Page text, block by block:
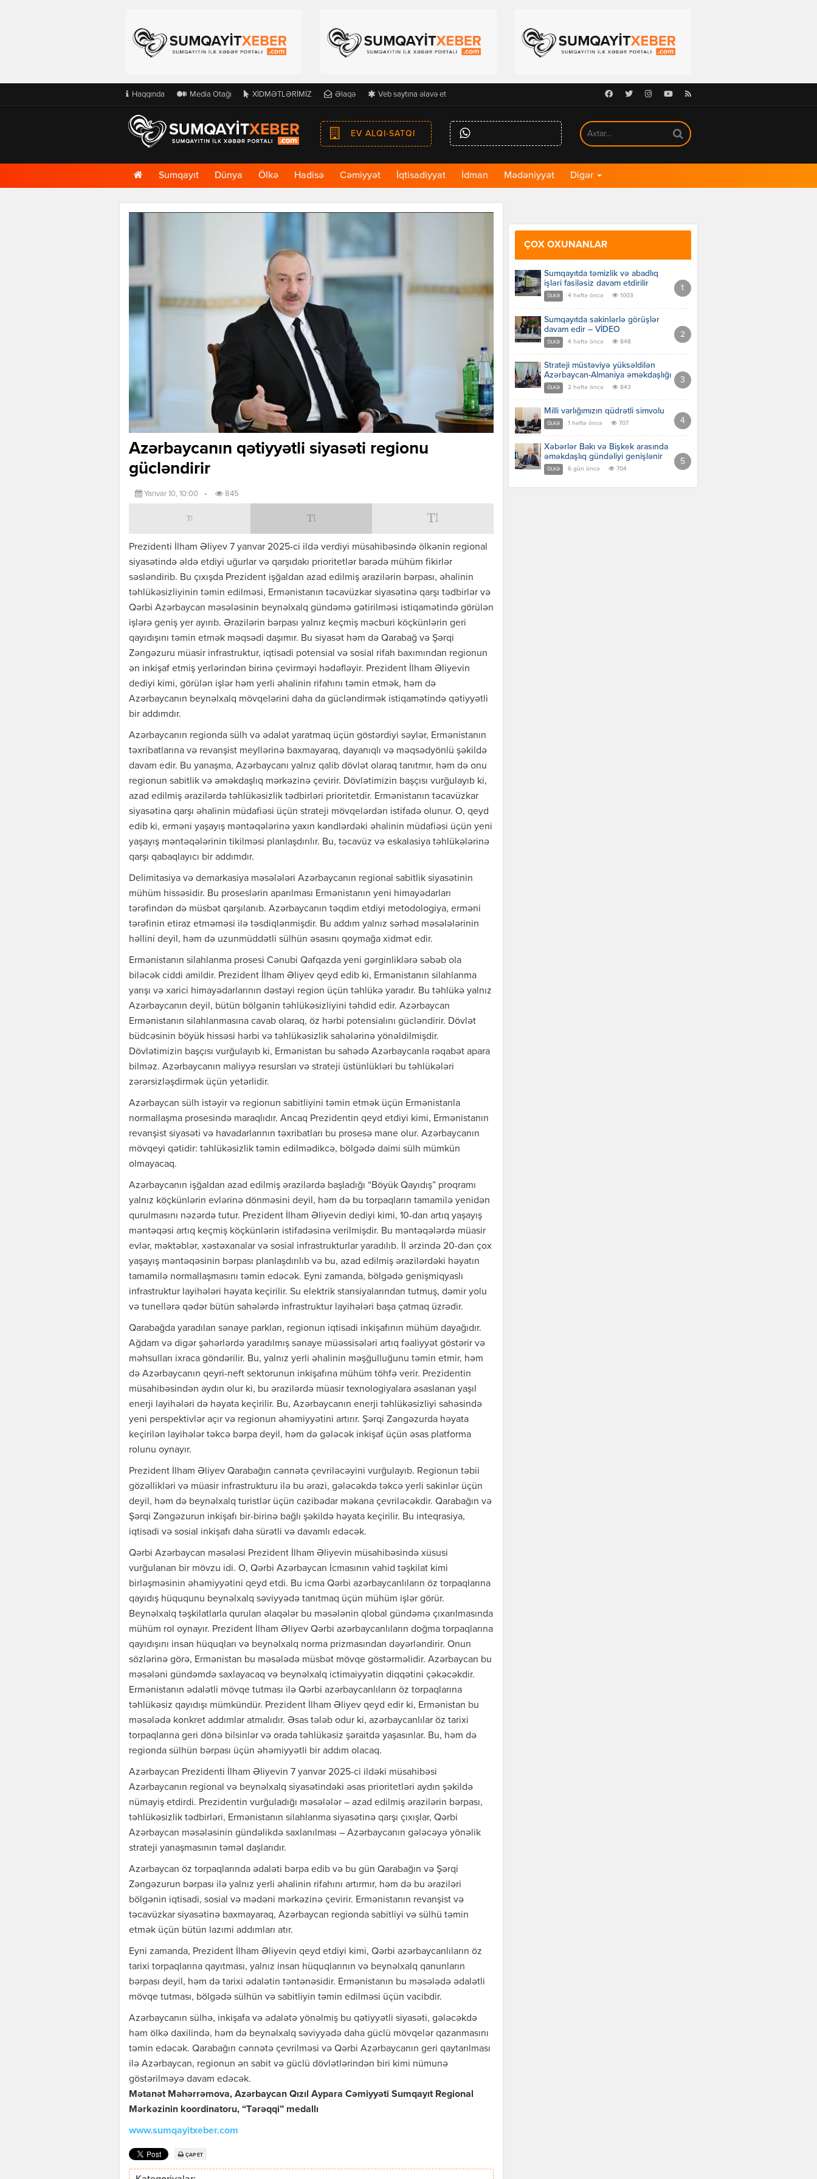
Haqqında Media Otağı XİDMƏTLƏRİMİZ Əlaqə Veb saytına əlavə et Facebook
TwitterInstagramYoutubeRSS
EV ALQI-SATQI
Ana
Səhifə
Sumqayıt Dünya Ölkə Hadisə Cəmiyyət İqtisadiyyat İdman Mədəniyyət Digər
Azərbaycanın qətiyyətli siyasəti regionu
gücləndirir
Yanvar 10, 10:00 • 845
Prezidenti İlham Əliyev 7 yanvar 2025-ci ildə verdiyi müsahibəsində ölkənin regional
siyasətində əldə etdiyi uğurlar və qarşıdakı prioritetlər barədə mühüm fikirlər
səsləndirib. Bu çıxışda Prezident işğaldan azad edilmiş ərazilərin bərpası, əhalinin
təhlükəsizliyinin təmin edilməsi, Ermənistanın təcavüzkar siyasətinə qarşı tədbirlər və
Qərbi Azərbaycan məsələsinin beynəlxalq gündəmə gətirilməsi istiqamətində görülən
işlərə geniş yer ayırıb. Ərazilərin bərpası yalnız keçmiş məcburi köçkünlərin geri
qayıdışını təmin etmək məqsədi daşımır. Bu siyasət həm də Qarabağ və Şərqi
Zəngəzuru müasir infrastruktur, iqtisadi potensial və sosial rifah baxımından regionun
ən inkişaf etmiş yerlərindən birinə çevirməyi hədəfləyir. Prezident İlham Əliyevin
dediyi kimi, görülən işlər həm yerli əhalinin rifahını təmin etmək, həm də
Azərbaycanın beynəlxalq mövqelərini daha da gücləndirmək istiqamətində qətiyyətli
bir addımdır.
Azərbaycanın regionda sülh və ədalət yaratmaq üçün göstərdiyi səylər, Ermənistanın
təxribatlarına və revanşist meyllərinə baxmayaraq, dayanıqlı və məqsədyönlü şəkildə
davam edir. Bu yanaşma, Azərbaycanı yalnız qalib dövlət olaraq tanıtmır, həm də onu
regionun sabitlik və əməkdaşlıq mərkəzinə çevirir. Dövlətimizin başçısı vurğulayıb ki,
azad edilmiş ərazilərdə təhlükəsizlik tədbirləri prioritetdir. Ermənistanın təcavüzkar
siyasətinə qarşı əhalinin müdafiəsi üçün strateji mövqelərdən istifadə olunur. O, qeyd
edib ki, erməni yaşayış məntəqələrinə yaxın kəndlərdəki əhalinin müdafiəsi üçün yeni
yaşayış məntəqələrinin tikilməsi planlaşdırılır. Bu, təcavüz və eskalasiya təhlükələrinə
qarşı qabaqlayıcı bir addımdır.
Delimitasiya və demarkasiya məsələləri Azərbaycanın regional sabitlik siyasətinin
mühüm hissəsidir. Bu proseslərin aparılması Ermənistanın yeni himayədarları
tərəfindən də müsbət qarşılanıb. Azərbaycanın təqdim etdiyi metodologiya, erməni
tərəfinin etiraz etməməsi ilə təsdiqlənmişdir. Bu addım yalnız sərhəd məsələlərinin
həllini deyil, həm də uzunmüddətli sülhün əsasını qoymağa xidmət edir.
Ermənistanın silahlanma prosesi Cənubi Qafqazda yeni gərginliklərə səbəb ola
biləcək ciddi amildir. Prezident İlham Əliyev qeyd edib ki, Ermənistanın silahlanma
yarışı və xarici himayədarlarının dəstəyi region üçün təhlükə yaradır. Bu təhlükə yalnız
Azərbaycanın deyil, bütün bölgənin təhlükəsizliyini təhdid edir. Azərbaycan
Ermənistanın silahlanmasına cavab olaraq, öz hərbi potensialını gücləndirir. Dövlət
büdcəsinin böyük hissəsi hərbi və təhlükəsizlik sahələrinə yönəldilmişdir.
Dövlətimizin başçısı vurğulayıb ki, Ermənistan bu sahədə Azərbaycanla rəqabət apara
bilməz. Azərbaycanın maliyyə resursları və strateji üstünlükləri bu təhlükələri
zərərsizləşdirmək üçün yetərlidir.
Azərbaycan sülh istəyir və regionun sabitliyini təmin etmək üçün Ermənistanla
normallaşma prosesində maraqlıdır. Ancaq Prezidentin qeyd etdiyi kimi, Ermənistanın
revanşist siyasəti və havadarlarının təxribatları bu prosesə mane olur. Azərbaycanın
mövqeyi qətidir: təhlükəsizlik təmin edilmədikcə, bölgədə daimi sülh mümkün
olmayacaq.
Azərbaycanın işğaldan azad edilmiş ərazilərdə başladığı “Böyük Qayıdış” proqramı
yalnız köçkünlərin evlərinə dönməsini deyil, həm də bu torpaqların tamamilə yenidən
qurulmasını nəzərdə tutur. Prezident İlham Əliyevin dediyi kimi, 10-dan artıq yaşayış
məntəqəsi artıq keçmiş köçkünlərin istifadəsinə verilmişdir. Bu məntəqələrdə müasir
evlər, məktəblər, xəstəxanalar və sosial infrastrukturlar yaradılıb. İl ərzində 20-dən çox
yaşayış məntəqəsinin bərpası planlaşdırılıb və bu, azad edilmiş ərazilərdəki həyatın
tamamilə normallaşmasını təmin edəcək. Eyni zamanda, bölgədə genişmiqyaslı
infrastruktur layihələri həyata keçirilir. Su elektrik stansiyalarından tutmuş, dəmir yolu
və tunellərə qədər bütün sahələrdə infrastruktur layihələri başa çatmaq üzrədir.
Qarabağda yaradılan sənaye parkları, regionun iqtisadi inkişafının mühüm dayağıdır.
Ağdam və digər şəhərlərdə yaradılmış sənaye müəssisələri artıq fəaliyyət göstərir və
məhsulları ixraca göndərilir. Bu, yalnız yerli əhalinin məşğulluğunu təmin etmir, həm
də Azərbaycanın qeyri-neft sektorunun inkişafına mühüm töhfə verir. Prezidentin
müsahibəsindən aydın olur ki, bu ərazilərdə müasir texnologiyalara əsaslanan yaşıl
enerji layihələri də həyata keçirilir. Bu, Azərbaycanın enerji təhlükəsizliyi sahəsində
yeni perspektivlər açır və regionun əhəmiyyətini artırır. Şərqi Zəngəzurda həyata
keçirilən layihələr təkcə bərpa deyil, həm də gələcək inkişaf üçün əsas platforma
rolunu oynayır.
Prezident İlham Əliyev Qarabağın cənnətə çevriləcəyini vurğulayıb. Regionun təbii
gözəllikləri və müasir infrastrukturu ilə bu ərazi, gələcəkdə təkcə yerli sakinlər üçün
deyil, həm də beynəlxalq turistlər üçün cazibədar məkana çevriləcəkdir. Qarabağın və
Şərqi Zəngəzurun inkişafı bir-birinə bağlı şəkildə həyata keçirilir. Bu inteqrasiya,
iqtisadi və sosial inkişafı daha sürətli və davamlı edəcək.
Qərbi Azərbaycan məsələsi Prezident İlham Əliyevin müsahibəsində xüsusi
vurğulanan bir mövzu idi. O, Qərbi Azərbaycan İcmasının vahid təşkilat kimi
birləşməsinin əhəmiyyətini qeyd etdi. Bu icma Qərbi azərbaycanlıların öz torpaqlarına
qayıdış hüququnu beynəlxalq səviyyədə tanıtmaq üçün mühüm işlər görür.
Beynəlxalq təşkilatlarla qurulan əlaqələr bu məsələnin qlobal gündəmə çıxarılmasında
mühüm rol oynayır. Prezident İlham Əliyev Qərbi azərbaycanlıların doğma torpaqlarına
qayıdışını insan hüquqları və beynəlxalq norma prizmasından dəyərləndirir. Onun
sözlərinə görə, Ermənistan bu məsələdə müsbət mövqe göstərməlidir. Azərbaycan bu
məsələni gündəmdə saxlayacaq və beynəlxalq ictimaiyyətin diqqətini çəkəcəkdir.
Ermənistanın ədalətli mövqe tutması ilə Qərbi azərbaycanlıların öz torpaqlarına
təhlükəsiz qayıdışı mümkündür. Prezident İlham Əliyev qeyd edir ki, Ermənistan bu
məsələdə konkret addımlar atmalıdır. Əsas tələb odur ki, azərbaycanlılar öz tarixi
torpaqlarına geri dönə bilsinlər və orada təhlükəsiz şəraitdə yaşasınlar. Bu, həm də
regionda sülhün bərpası üçün əhəmiyyətli bir addım olacaq.
Azərbaycan Prezidenti İlham Əliyevin 7 yanvar 2025-ci ildəki müsahibəsi
Azərbaycanın regional və beynəlxalq siyasətindəki əsas prioritetləri aydın şəkildə
nümayiş etdirdi. Prezidentin vurğuladığı məsələlər – azad edilmiş ərazilərin bərpası,
təhlükəsizlik tədbirləri, Ermənistanın silahlanma siyasətinə qarşı çıxışlar, Qərbi
Azərbaycan məsələsinin gündəlikdə saxlanılması – Azərbaycanın gələcəyə yönəlik
strateji yanaşmasının təməl daşlarıdır.
Azərbaycan öz torpaqlarında ədaləti bərpa edib və bu gün Qarabağın və Şərqi
Zəngəzurun bərpası ilə yalnız yerli əhalinin rifahını artırmır, həm də bu əraziləri
bölgənin iqtisadi, sosial və mədəni mərkəzinə çevirir. Ermənistanın revanşist və
təcavüzkar siyasətinə baxmayaraq, Azərbaycan regionda sabitliyi və sülhü təmin
etmək üçün bütün lazımi addımları atır.
Eyni zamanda, Prezident İlham Əliyevin qeyd etdiyi kimi, Qərbi azərbaycanlıların öz
tarixi torpaqlarına qayıtması, yalnız insan hüquqlarının və beynəlxalq qanunların
bərpası deyil, həm də tarixi ədalətin təntənəsidir. Ermənistanın bu məsələdə ədalətli
mövqe tutması, bölgədə sülhün və sabitliyin təmin edilməsi üçün vacibdir.
Azərbaycanın sülhə, inkişafa və ədalətə yönəlmiş bu qətiyyətli siyasəti, gələcəkdə
həm ölkə daxilində, həm də beynəlxalq səviyyədə daha güclü mövqelər qazanmasını
təmin edəcək. Qarabağın cənnətə çevrilməsi və Qərbi Azərbaycanın geri qaytarılması
ilə Azərbaycan, regionun ən sabit və güclü dövlətlərindən biri kimi nümunə
göstərilməyə davam edəcək.
Mətanət Məhərrəmova, Azərbaycan Qızıl Aypara Cəmiyyəti Sumqayıt Regional
Mərkəzinin koordinatoru, “Tərəqqi” medallı
www.sumqayitxeber.com
ÇAP ET
ÇOX OXUNANLAR
Sumqayıtda təmizlik və abadlıq
işləri fasiləsiz davam etdirilir
ÖLKƏ 4 həftə öncə 1003
Sumqayıtda sakinlərlə görüşlər
davam edir – VİDEO
ÖLKƏ 4 həftə öncə 848
Strateji müstəviyə yüksəldilən
Azərbaycan-Almaniya əməkdaşlığı
ÖLKƏ 2 həftə öncə 843
Milli varlığımızın qüdrətli simvolu
ÖLKƏ 1 həftə öncə 707
Xəbərlər Bakı və Bişkek arasında
əməkdaşlıq gündəliyi genişlənir
ÖLKƏ 6 gün öncə 704